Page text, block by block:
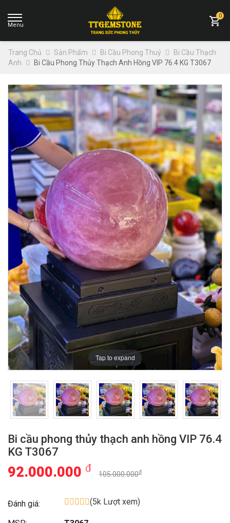
0
Trang Chủ Sản Phẩm Bi Cầu Phong Thuỷ
Bi Cầu Thạch
Anh
Bi Cầu Phong Thủy Thạch Anh Hồng VIP 76.4 KG T3067
Tap to expand
Bi cầu phong thủy thạch anh hồng VIP 76.4
KG T3067
92.000.000 đ
105.000.000đ
Đánh giá: (5k Lượt xem)